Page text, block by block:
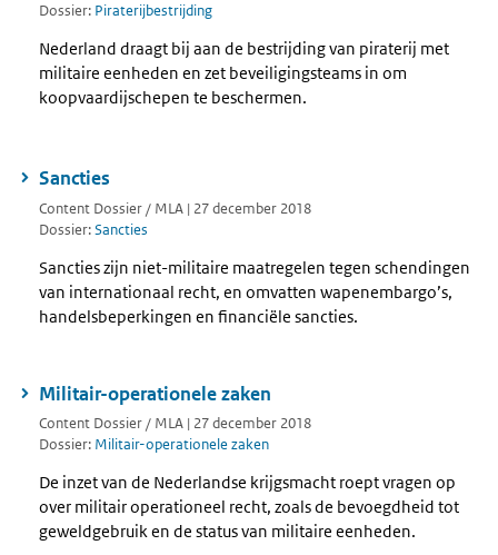
Dossier: Piraterijbestrijding
Nederland draagt bij aan de bestrijding van piraterij met
militaire eenheden en zet beveiligingsteams in om
koopvaardijschepen te beschermen.
Sancties
Content Dossier / MLA | 27 december 2018
Dossier:Sancties
Sancties zijn niet-militaire maatregelen tegen schendingen
van internationaal recht, en omvatten wapenembargo’s,
handelsbeperkingen en financiële sancties.
Militair-operationele zaken
Content Dossier / MLA | 27 december 2018
Dossier: Militair-operationele zaken
De inzet van de Nederlandse krijgsmacht roept vragen op
over militair operationeel recht, zoals de bevoegdheid tot
geweldgebruik en de status van militaire eenheden.